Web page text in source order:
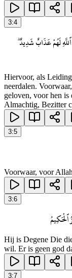
3:4
لَهُمْ عَذَابٌ شَدِيدٌ
Hiervoor, als
neerdalen.
geloven, voor hen is
Almachtig, Bezitter
3:5
Voorwaar, voor
3:6
ٱلْحَكِيمُ
Hij is Degene Die
wil. Er is geen god
3:7